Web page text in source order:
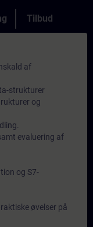
Tilbud
af
strukturer
og
evaluering af
og S7-
øvelser på